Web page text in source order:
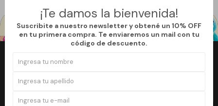
¡Te damos la bienvenida!
Suscribite a nuestro newsletter y obtené un 10% OFF
en tu primera compra. Te enviaremos un mail con tu
código de descuento.
¡Suscribite a nuestro newsletter y accedé a un 10% off en tu primera